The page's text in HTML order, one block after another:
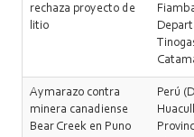
rechaza proyecto de
litio
Aymarazo contra
minera canadiense
Bear Creek en Puno
Perú